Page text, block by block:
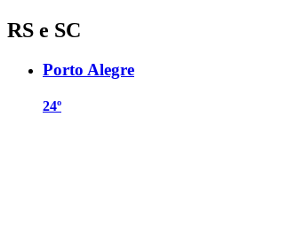
RS e SC
Porto Alegre
24º